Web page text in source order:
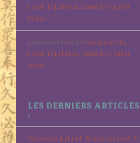
Lundi 19 juillet au Samedi 31 juillet
inclus
parker dennis dansVacances du
Lundi 19 juillet au Samedi 31 juillet
inclus
LES DERNIERS ARTICLES
:
Vacances du lundi 03 août au lundi 31